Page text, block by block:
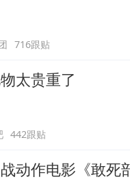
716跟贴
太贵重了
442跟贴
动作电影《敢死